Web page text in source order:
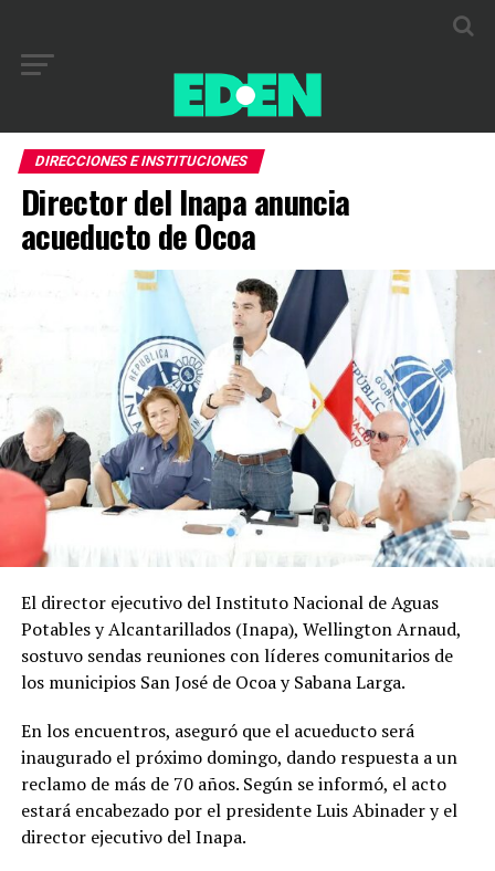
DIRECCIONES E INSTITUCIONES
Director del Inapa anuncia
acueducto de Ocoa
El director ejecutivo del Instituto Nacional de Aguas
Potables y Alcantarillados (Inapa), Wellington Arnaud,
sostuvo sendas reuniones con líderes comunitarios de
los municipios San José de Ocoa y Sabana Larga.
En los encuentros, aseguró que el acueducto será
inaugurado el próximo domingo, dando respuesta a un
reclamo de más de 70 años. Según se informó, el acto
estará encabezado por el presidente Luis Abinader y el
director ejecutivo del Inapa.